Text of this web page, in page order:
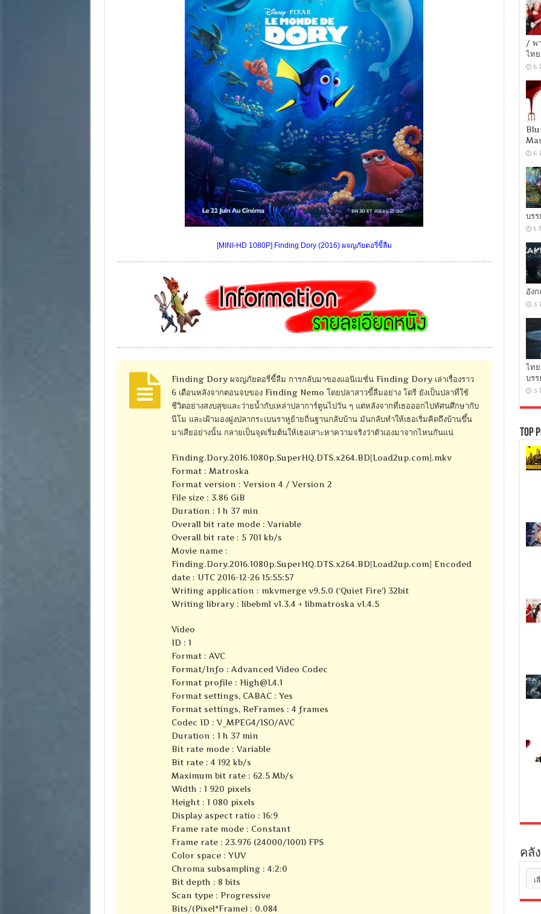
[MINI-HD 1080P] Finding Dory (2016) ผจญภัยดอรี่ขี้ลืม
Finding Dory ผจญภัยดอรี่ขี้ลืม การกลับมาของแอนิเมชั่น Finding Dory เล่าเรื่องราว
6 เดือนหลังจากตอนจบของ Finding Nemo โดยปลาสาวขี้ลืมอย่าง โดรี ยังเป็นปลาที่ใช้
ชีวิตอย่างสงบสุขและว่ายน้ำกับเหล่าปลาการ์ตูนไปวัน ๆ แต่หลังจากที่เธอออกไปทัศนศึกษากับ
นีโม และเฝ้ามองฝูงปลากระเบนราหูย้ายถิ่นฐานกลับบ้าน มันกลับทำให้เธอเริ่มคิดถึงบ้านขึ้น
มาเสียอย่างนั้น กลายเป็นจุดเริ่มต้นให้เธอเสาะหาความจริงว่าตัวเองมาจากไหนกันแน่
Finding.Dory.2016.1080p.SuperHQ.DTS.x264.BD[Load2up.com].mkv
Format : Matroska
Format version : Version 4 / Version 2
File size : 3.86 GiB
Duration : 1 h 37 min
Overall bit rate mode : Variable
Overall bit rate : 5 701 kb/s
Movie name :
Finding.Dory.2016.1080p.SuperHQ.DTS.x264.BD[Load2up.com] Encoded
date : UTC 2016-12-26 15:55:57
Writing application : mkvmerge v9.5.0 (‘Quiet Fire’) 32bit
Writing library : libebml v1.3.4 + libmatroska v1.4.5
Video
ID : 1
Format : AVC
Format/Info : Advanced Video Codec
Format profile : High@L4.1
Format settings, CABAC : Yes
Format settings, ReFrames : 4 frames
Codec ID : V_MPEG4/ISO/AVC
Duration : 1 h 37 min
Bit rate mode : Variable
Bit rate : 4 192 kb/s
Maximum bit rate : 62.5 Mb/s
Width : 1 920 pixels
Height : 1 080 pixels
Display aspect ratio : 16:9
Frame rate mode : Constant
Frame rate : 23.976 (24000/1001) FPS
Color space : YUV
Chroma subsampling : 4:2:0
Bit depth : 8 bits
Scan type : Progressive
Bits/(Pixel*Frame) : 0.084
/ พ
ไท
6
6
บร
5
อัง
3
ไท
บร
3
Top
คลั
เก็บ